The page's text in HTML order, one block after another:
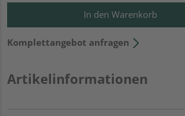
In den Warenkorb
Komplettangebot anfragen
Artikelinformationen